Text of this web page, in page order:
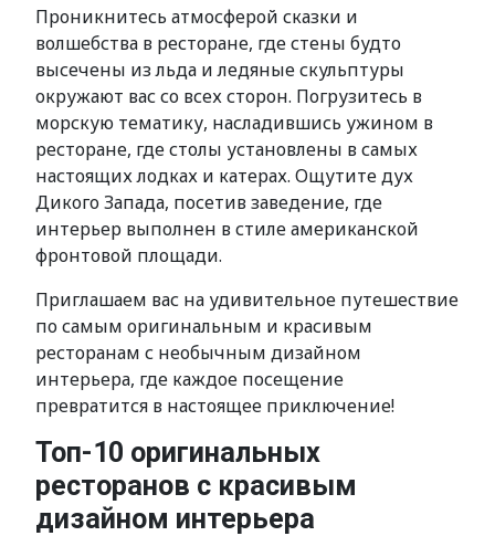
Проникнитесь атмосферой сказки и
волшебства в ресторане, где стены будто
высечены из льда и ледяные скульптуры
окружают вас со всех сторон. Погрузитесь в
морскую тематику, насладившись ужином в
ресторане, где столы установлены в самых
настоящих лодках и катерах. Ощутите дух
Дикого Запада, посетив заведение, где
интерьер выполнен в стиле американской
фронтовой площади.
Приглашаем вас на удивительное путешествие
по самым оригинальным и красивым
ресторанам с необычным дизайном
интерьера, где каждое посещение
превратится в настоящее приключение!
Топ-10 оригинальных
ресторанов с красивым
дизайном интерьера